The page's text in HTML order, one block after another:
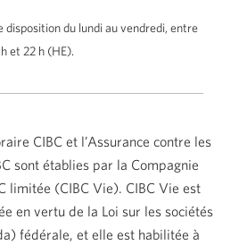
téléphone
disposition du lundi au vendredi, entre
et 22 h (HE).
CIBC et l’Assurance contre les
sont établies par la Compagnie
limitée (CIBC Vie). CIBC Vie est
en vertu de la Loi sur les sociétés
fédérale, et elle est habilitée à